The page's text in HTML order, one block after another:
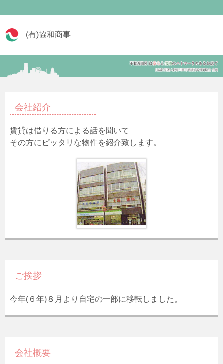
(有)協和商事
会社紹介
賃貸は借りる方による話を聞いて
その方にピッタリな物件を紹介致します。
ご挨拶
今年(６年)８月より自宅の一部に移転しました。
会社概要